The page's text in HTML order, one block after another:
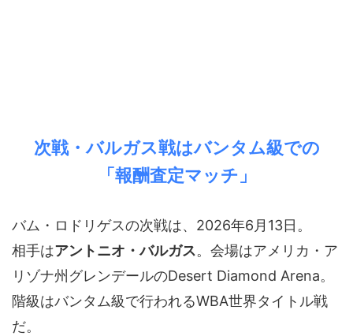
次戦・バルガス戦はバンタム級での
「報酬査定マッチ」
バム・ロドリゲスの次戦は、2026年6月13日。
相手はアントニオ・バルガス。会場はアメリカ・ア
リゾナ州グレンデールのDesert Diamond Arena。
階級はバンタム級で行われるWBA世界タイトル戦
だ。